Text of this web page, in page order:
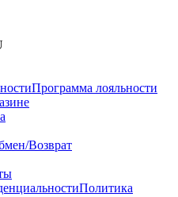
Программа лояльности
Возврат
Политика